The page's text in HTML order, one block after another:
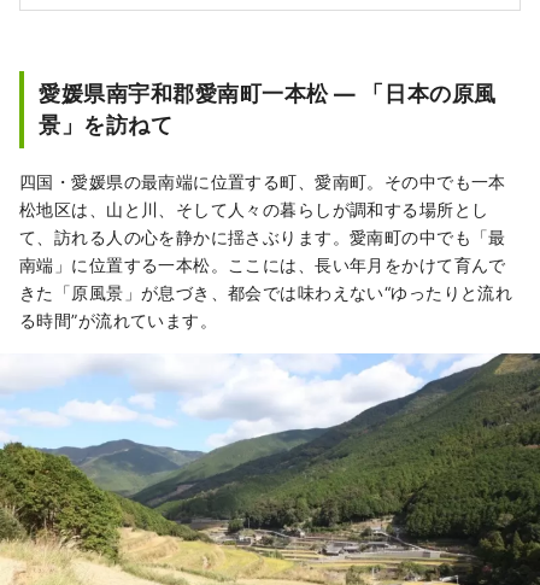
愛媛県南宇和郡愛南町一本松 ― 「日本の原風
景」を訪ねて
四国・愛媛県の最南端に位置する町、愛南町。その中でも一本
松地区は、山と川、そして人々の暮らしが調和する場所とし
て、訪れる人の心を静かに揺さぶります。愛南町の中でも「最
南端」に位置する一本松。ここには、長い年月をかけて育んで
きた「原風景」が息づき、都会では味わえない“ゆったりと流れ
る時間”が流れています。